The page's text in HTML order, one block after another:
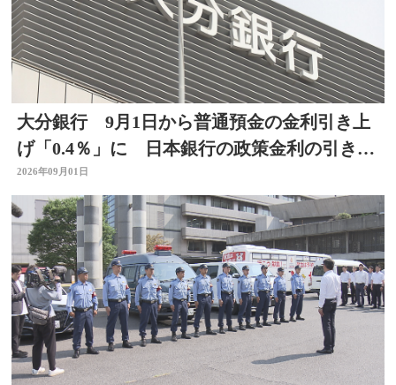
大分銀行 9月1日から普通預金の金利引き上
げ「0.4％」に 日本銀行の政策金利の引き上
げを受け
2026年09月01日